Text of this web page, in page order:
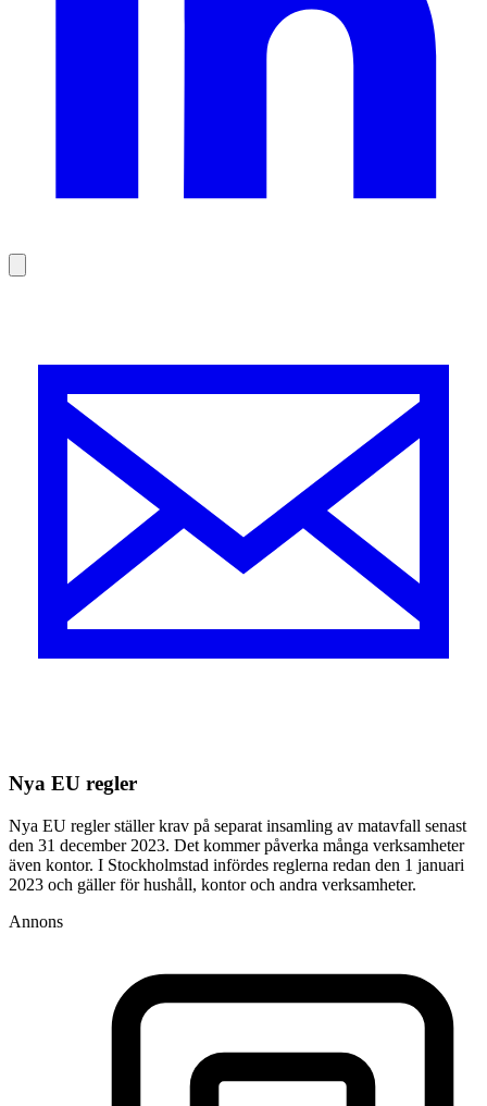
Nya EU regler
Nya EU regler ställer krav på separat insamling av matavfall senast
den 31 december 2023. Det kommer påverka många verksamheter
även kontor. I Stockholmstad infördes reglerna redan den 1 januari
2023 och gäller för hushåll, kontor och andra verksamheter.
Annons